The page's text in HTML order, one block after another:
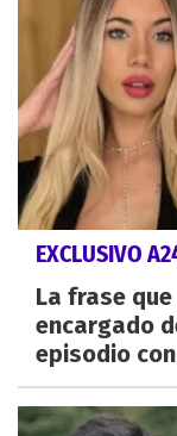
EXCLUSIVO
La frase
encargado
episodio